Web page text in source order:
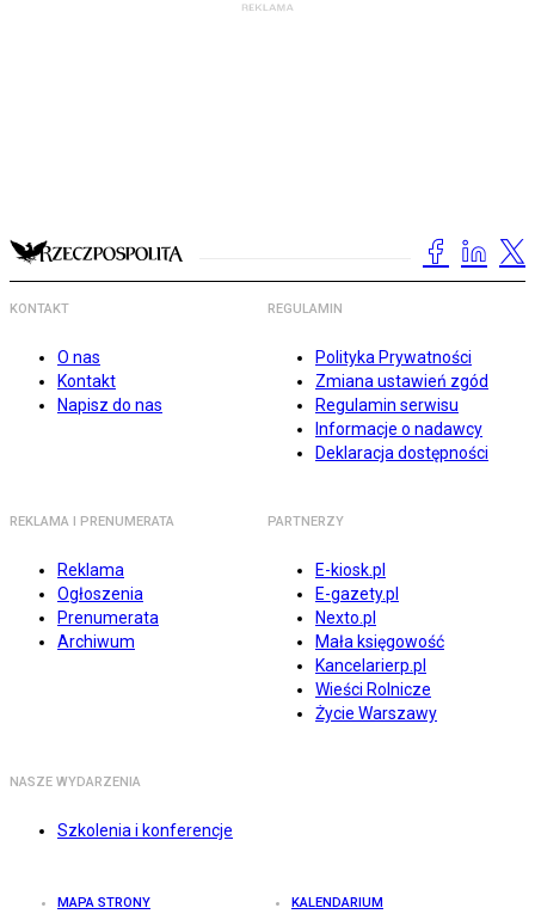
KONTAKT
O nas
Kontakt
Napisz do nas
REGULAMIN
Polityka Prywatności
Zmiana ustawień zgód
Regulamin serwisu
Informacje o nadawcy
Deklaracja dostępności
REKLAMA I PRENUMERATA
Reklama
Ogłoszenia
Prenumerata
Archiwum
PARTNERZY
E-kiosk.pl
E-gazety.pl
Nexto.pl
Mała księgowość
Kancelarierp.pl
Wieści Rolnicze
Życie Warszawy
NASZE WYDARZENIA
Szkolenia i konferencje
MAPA STRONY KALENDARIUM